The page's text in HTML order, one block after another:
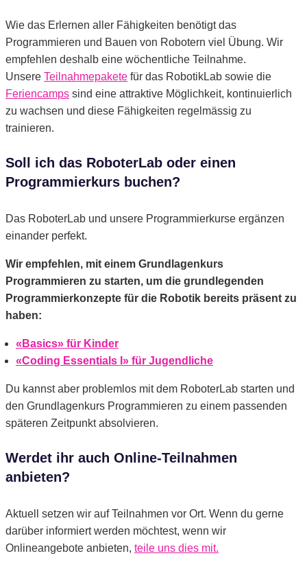
Wie das Erlernen aller Fähigkeiten benötigt das
Programmieren und Bauen von Robotern viel Übung. Wir
empfehlen deshalb eine wöchentliche Teilnahme.
Unsere Teilnahmepakete für das RobotikLab sowie die
Feriencamps sind eine attraktive Möglichkeit, kontinuierlich
zu wachsen und diese Fähigkeiten regelmässig zu
trainieren.
Soll ich das RoboterLab oder einen
Programmierkurs buchen?
Das RoboterLab und unsere Programmierkurse ergänzen
einander perfekt.
Wir empfehlen, mit einem Grundlagenkurs
Programmieren zu starten, um die grundlegenden
Programmierkonzepte für die Robotik bereits präsent zu
haben:
«Basics» für Kinder
«Coding Essentials I» für Jugendliche
Du kannst aber problemlos mit dem RoboterLab starten und
den Grundlagenkurs Programmieren zu einem passenden
späteren Zeitpunkt absolvieren.
Werdet ihr auch Online-Teilnahmen
anbieten?
Aktuell setzen wir auf Teilnahmen vor Ort. Wenn du gerne
darüber informiert werden möchtest, wenn wir
Onlineangebote anbieten, teile uns dies mit.